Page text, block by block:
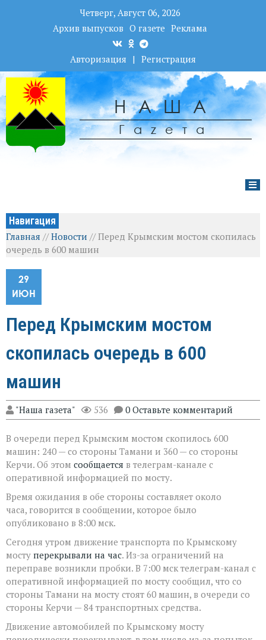
Четверг, Август 06, 2026
Архив выпусков О газете Реклама
Авторизация | Регистрация
НАША
Гаzета
Навигация
Главная //Новости //Перед Крымским мостом скопилась
очередь в 600 машин
29
ИЮН
Перед Крымским мостом
скопилась очередь в 600
машин
"Наша газета" 536 0 Оставьте комментарий
В очереди перед Крымским мостом скопилось 600
машин: 240 — со стороны Тамани и 360 — со стороны
Керчи. Об этом сообщается в телеграм-канале с
оперативной информацией по мосту.
Время ожидания в обе стороны составляет около
часа, говорится в сообщении, которое было
опубликовано в 8:00 мск.
Сегодня утром движение транспорта по Крымскому
мосту перекрывали на час. Из-за ограничений на
переправе возникли пробки. В 7:00 мск телеграм-канал с
оперативной информацией по мосту сообщил, что со
стороны Тамани на мосту стоят 60 машин, в очереди со
стороны Керчи — 84 транспортных средства.
Движение автомобилей по Крымскому мосту